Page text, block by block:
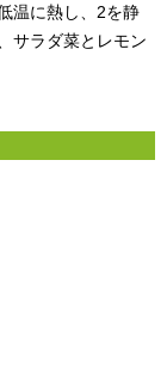
温に熱し、2を静
サラダ菜とレモン